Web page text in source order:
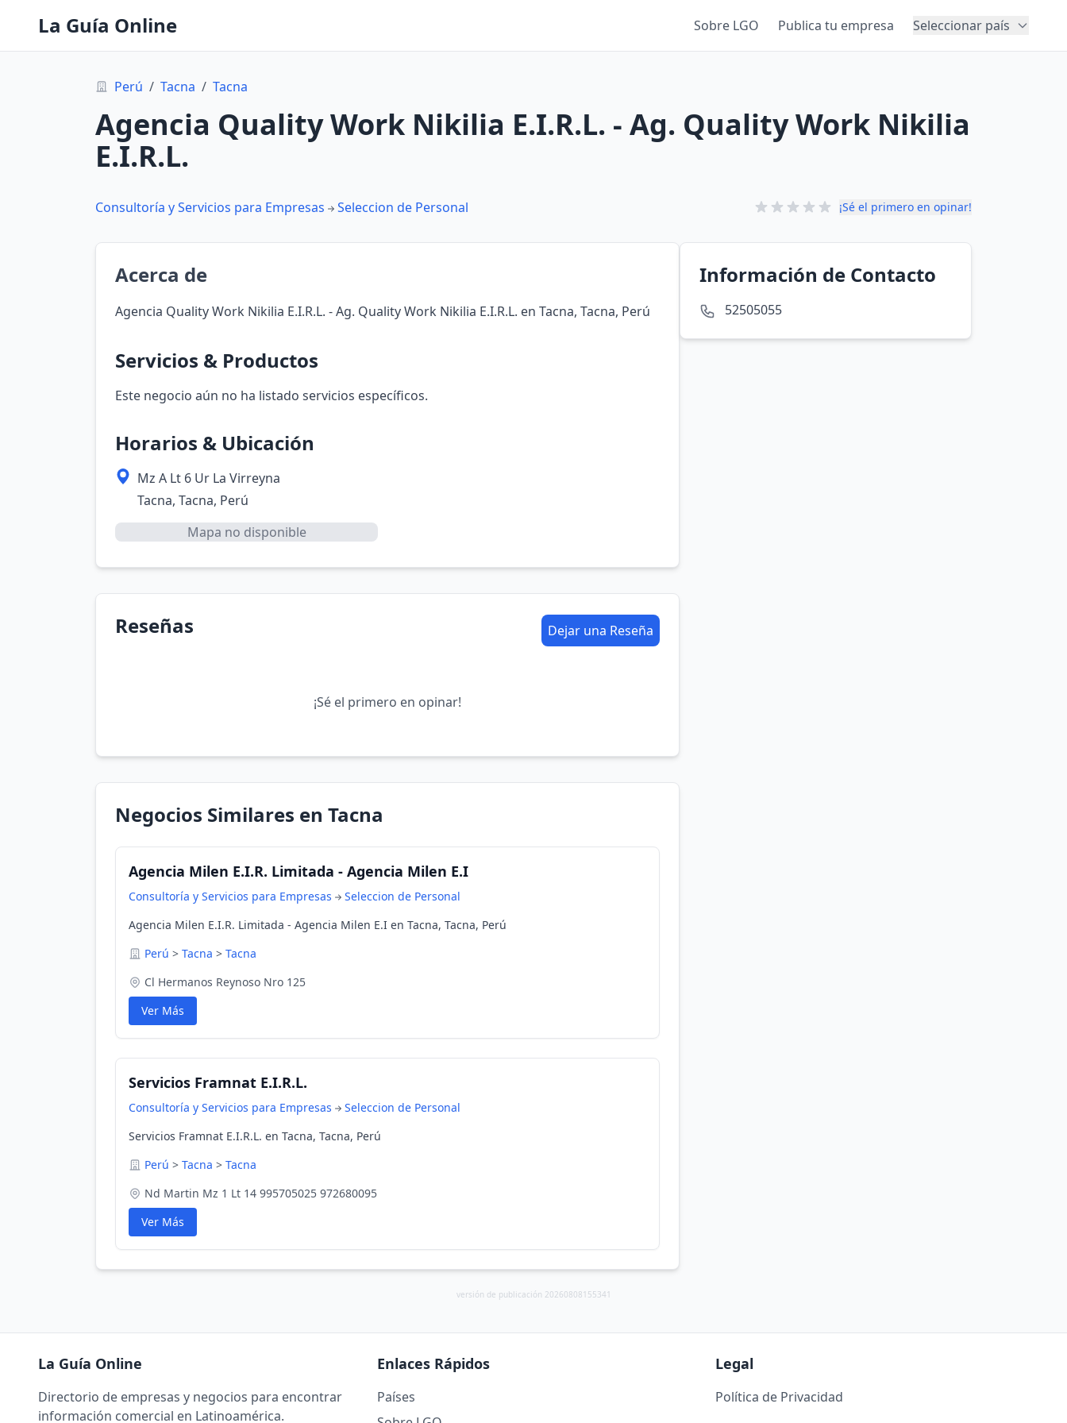
La Guía Online Sobre LGO Publica tu empresa Seleccionar país
Perú / Tacna / Tacna
Agencia Quality Work Nikilia E.I.R.L. - Ag. Quality Work Nikilia
E.I.R.L.
Consultoría y Servicios para Empresas Seleccion de Personal ¡Sé el primero en opinar!
Acerca de
Agencia Quality Work Nikilia E.I.R.L. - Ag. Quality Work Nikilia E.I.R.L. en Tacna, Tacna, Perú
Servicios & Productos
Este negocio aún no ha listado servicios específicos.
Horarios & Ubicación
Mz A Lt 6 Ur La Virreyna
Tacna, Tacna, Perú
Mapa no disponible
Reseñas Dejar una Reseña
¡Sé el primero en opinar!
Negocios Similares en Tacna
Agencia Milen E.I.R. Limitada - Agencia Milen E.I
Consultoría y Servicios para Empresas
Seleccion de Personal
Agencia Milen E.I.R. Limitada - Agencia Milen E.I en Tacna, Tacna, Perú
Perú > Tacna > Tacna
Cl Hermanos Reynoso Nro 125
Ver Más
Servicios Framnat E.I.R.L.
Consultoría y Servicios para Empresas
Seleccion de Personal
Servicios Framnat E.I.R.L. en Tacna, Tacna, Perú
Perú > Tacna > Tacna
Nd Martin Mz 1 Lt 14 995705025 972680095
Ver Más
Información de Contacto
52505055
versión de publicación 20260808155341
La Guía Online
Directorio de empresas y negocios para encontrar
información comercial en Latinoamérica.
Enlaces Rápidos
Países
Legal
Política de Privacidad